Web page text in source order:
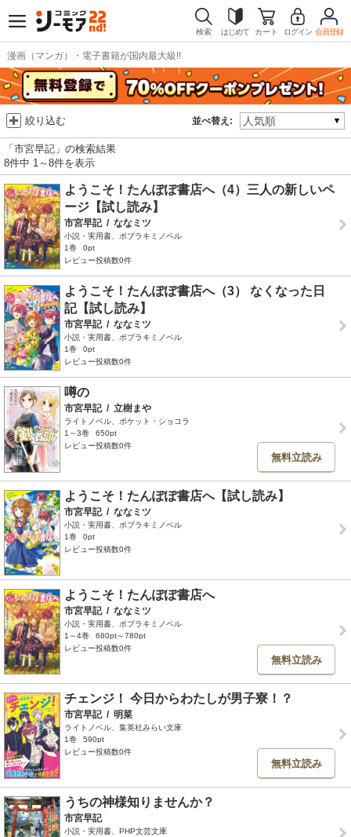
検索 はじめて カート ログイン 会員登録
漫画（マンガ）・電子書籍が国内最大級!!
並べ替え:
絞り込む
「市宮早記」の検索結果
8件中 1～8件を表示
ようこそ！たんぽぽ書店へ（4）三人の新しいペ
ージ【試し読み】
市宮早記 / ななミツ
小説・実用書、ポプラキミノベル
1巻
0pt
レビュー投稿数0件
ようこそ！たんぽぽ書店へ（3） なくなった日
記【試し読み】
市宮早記 / ななミツ
小説・実用書、ポプラキミノベル
1巻
0pt
レビュー投稿数0件
噂の
市宮早記 / 立樹まや
ライトノベル、ポケット・ショコラ
1～3巻
650pt
レビュー投稿数0件
無料立読み
ようこそ！たんぽぽ書店へ【試し読み】
市宮早記 / ななミツ
小説・実用書、ポプラキミノベル
1巻
0pt
レビュー投稿数0件
ようこそ！たんぽぽ書店へ
市宮早記 / ななミツ
小説・実用書、ポプラキミノベル
1～4巻
680pt～780pt
レビュー投稿数0件
無料立読み
チェンジ！ 今日からわたしが男子寮！？
市宮早記 / 明菜
ライトノベル、集英社みらい文庫
1巻
590pt
レビュー投稿数0件
無料立読み
うちの神様知りませんか？
市宮早記
小説・実用書、PHP文芸文庫